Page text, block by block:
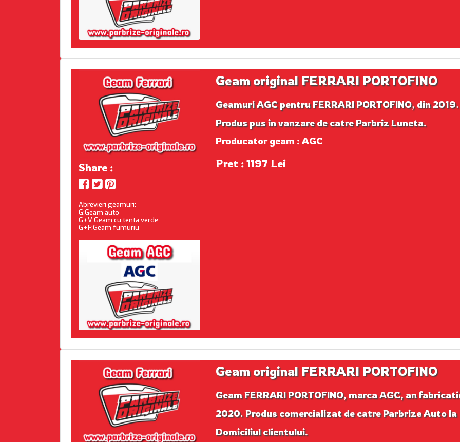
Share :
Abrevieri geamuri:
G:Geam auto
G+V:Geam cu tenta verde
G+F:Geam fumuriu
Geam original FERRARI PORTOFINO
Geamuri AGC pentru FERRARI PORTOFINO, din 2019.
Produs pus in vanzare de catre Parbriz Luneta.
Producator geam : AGC
Pret : 1197 Lei
Geam original FERRARI PORTOFINO
Geam FERRARI PORTOFINO, marca AGC, an
2020. Produs comercializat de catre Parbrize Auto la
Domiciliul clientului.